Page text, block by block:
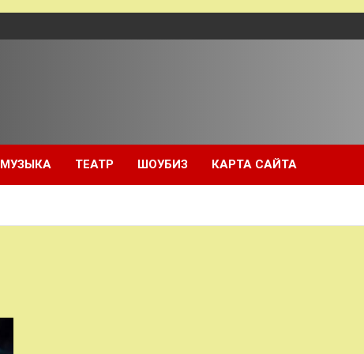
МУЗЫКА ТЕАТР ШОУБИЗ КАРТА САЙТА